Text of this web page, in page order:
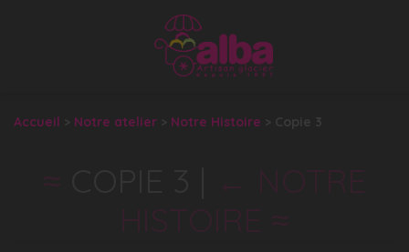
Accueil Notre atelier Notre Histoire